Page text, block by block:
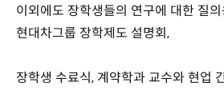
이외에도 장학생들의 연구에 대한 질
현대차그룹 장학제도 설명회,
장학생 수료식, 계약학과 교수와 현업